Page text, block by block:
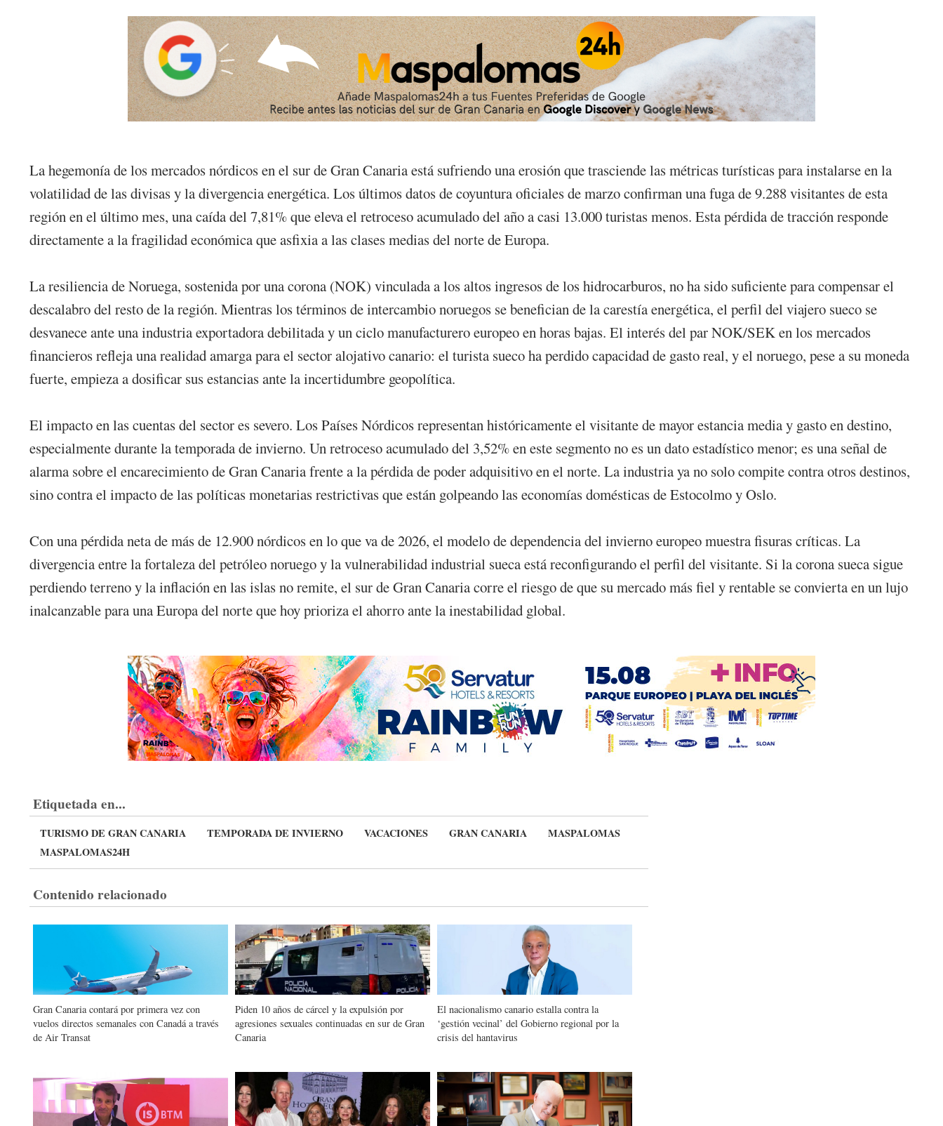
La hegemonía de los mercados nórdicos en el sur de Gran Canaria está sufriendo una erosión que trasciende las métricas turísticas para instalarse en la
volatilidad de las divisas y la divergencia energética. Los últimos datos de coyuntura oficiales de marzo confirman una fuga de 9.288 visitantes de esta
región en el último mes, una caída del 7,81% que eleva el retroceso acumulado del año a casi 13.000 turistas menos. Esta pérdida de tracción responde
directamente a la fragilidad económica que asfixia a las clases medias del norte de Europa.
La resiliencia de Noruega, sostenida por una corona (NOK) vinculada a los altos ingresos de los hidrocarburos, no ha sido suficiente para compensar el
descalabro del resto de la región. Mientras los términos de intercambio noruegos se benefician de la carestía energética, el perfil del viajero sueco se
desvanece ante una industria exportadora debilitada y un ciclo manufacturero europeo en horas bajas. El interés del par NOK/SEK en los mercados
financieros refleja una realidad amarga para el sector alojativo canario: el turista sueco ha perdido capacidad de gasto real, y el noruego, pese a su moneda
fuerte, empieza a dosificar sus estancias ante la incertidumbre geopolítica.
El impacto en las cuentas del sector es severo. Los Países Nórdicos representan históricamente el visitante de mayor estancia media y gasto en destino,
especialmente durante la temporada de invierno. Un retroceso acumulado del 3,52% en este segmento no es un dato estadístico menor; es una señal de
alarma sobre el encarecimiento de Gran Canaria frente a la pérdida de poder adquisitivo en el norte. La industria ya no solo compite contra otros destinos,
sino contra el impacto de las políticas monetarias restrictivas que están golpeando las economías domésticas de Estocolmo y Oslo.
Con una pérdida neta de más de 12.900 nórdicos en lo que va de 2026, el modelo de dependencia del invierno europeo muestra fisuras críticas. La
divergencia entre la fortaleza del petróleo noruego y la vulnerabilidad industrial sueca está reconfigurando el perfil del visitante. Si la corona sueca sigue
perdiendo terreno y la inflación en las islas no remite, el sur de Gran Canaria corre el riesgo de que su mercado más fiel y rentable se convierta en un lujo
inalcanzable para una Europa del norte que hoy prioriza el ahorro ante la inestabilidad global.
Etiquetada en...
TURISMO DE GRAN CANARIA TEMPORADA DE INVIERNO VACACIONES GRAN CANARIA
MASPALOMAS
MASPALOMAS24H
Contenido relacionado
Gran Canaria contará por primera vez con
vuelos directos semanales con Canadá a través
de Air Transat
Piden 10 años de cárcel y la expulsión por
agresiones sexuales continuadas en sur de Gran
Canaria
El nacionalismo canario estalla contra la
‘gestión vecinal’ del Gobierno regional por la
crisis del hantavirus